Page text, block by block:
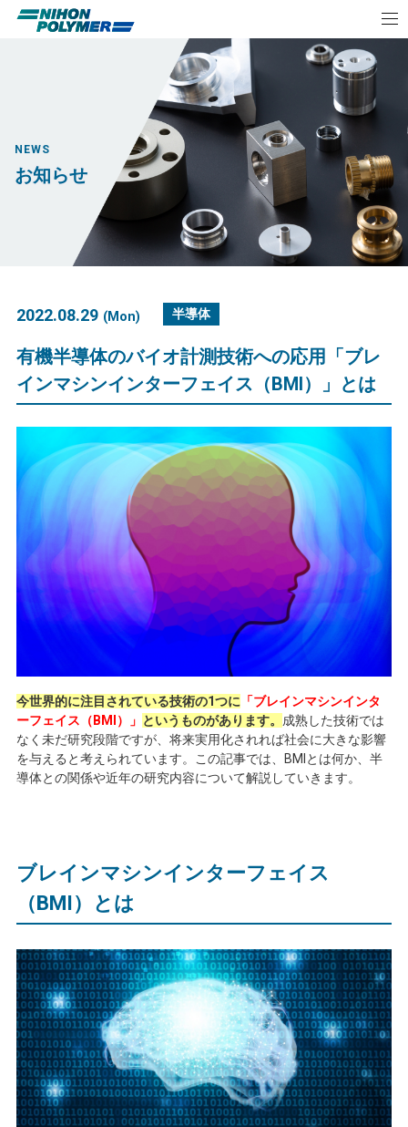
NEWS
お知らせ
2022.08.29 (Mon) 半導体
有機半導体のバイオ計測技術への応用「ブレ
インマシンインターフェイス（BMI）」とは
今世界的に注目されている技術の1つに 「ブレインマシンインタ
ーフェイス（BMI）」 というものがあります。 成熟した技術では
なく未だ研究段階ですが、将来実用化されれば社会に大きな影響
を与えると考えられています。この記事では、
BMI とは何か、半
導体との関係や近年の研究内容について解説していきます。
ブレインマシンインターフェイス
（BMI）とは